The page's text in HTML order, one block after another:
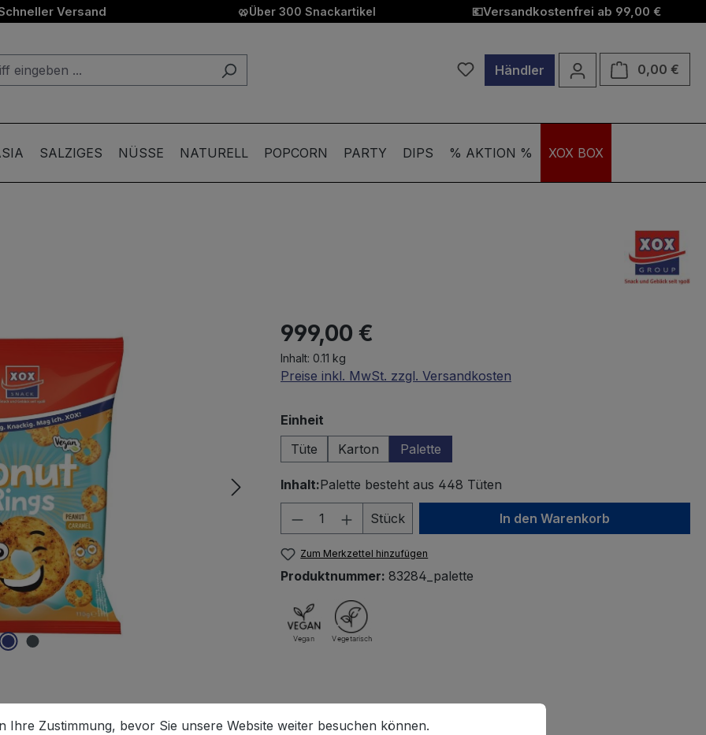
Versand 🥨Über 300 Snackartikel 💶Versandkostenfrei ab 99,00 €
Du hast 0 Produkte auf dem
Händler 0,00 €
SALZIGES NÜSSE NATURELL POPCORN PARTY DIPS % AKTION % XOX BOX
999,00 €
Inhalt: 0.11 kg
Preise inkl. MwSt. zzgl. Versandkosten
Einheit
Tüte
Karton Palette
Inhalt:Palette besteht aus 448 Tüten
Produkt Anzahl: Gib den gewünschten Wert
Stück In den Warenkorb
Zum Merkzettel hinzufügen
Produktnummer: 83284_palette
Ihre Zustimmung, bevor Sie unsere Website weiter besuchen können.